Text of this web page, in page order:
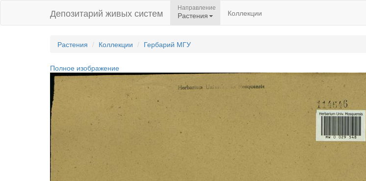
Депозитарий живых систем Направление
Растения Коллекции
Растения Коллекции Гербарий МГУ
Полное изображение